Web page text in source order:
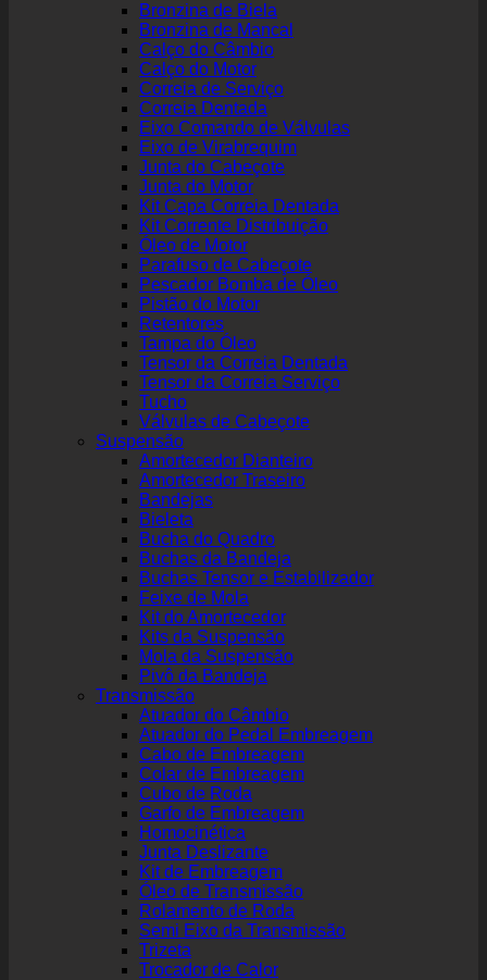
Bronzina de Biela
Bronzina de Mancal
Calço do Câmbio
Calço do Motor
Correia de Serviço
Correia Dentada
Eixo Comando de Válvulas
Eixo de Virabrequim
Junta do Cabeçote
Junta do Motor
Kit Capa Correia Dentada
Kit Corrente Distribuição
Óleo de Motor
Parafuso de Cabeçote
Pescador Bomba de Óleo
Pistão do Motor
Retentores
Tampa do Óleo
Tensor da Correia Dentada
Tensor da Correia Serviço
Tucho
Válvulas de Cabeçote
Suspensão
Amortecedor Dianteiro
Amortecedor Traseiro
Bandejas
Bieleta
Bucha do Quadro
Buchas da Bandeja
Buchas Tensor e Estabilizador
Feixe de Mola
Kit do Amortecedor
Kits da Suspensão
Mola da Suspensão
Pivô da Bandeja
Transmissão
Atuador do Câmbio
Atuador do Pedal Embreagem
Cabo de Embreagem
Colar de Embreagem
Cubo de Roda
Garfo de Embreagem
Homocinética
Junta Deslizante
Kit de Embreagem
Óleo de Transmissão
Rolamento de Roda
Semi Eixo da Transmissão
Trizeta
Trocador de Calor